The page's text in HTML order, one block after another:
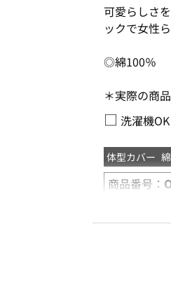
可愛らしさ
ックで女性
◎綿100％
＊実際の商
□ 洗濯機OK
体型カバー
商品番号：